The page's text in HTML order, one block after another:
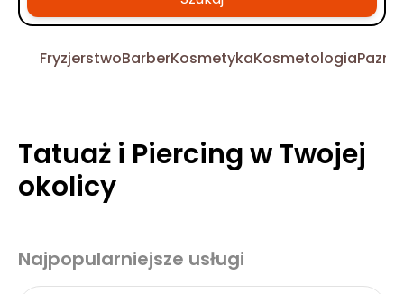
FryzjerstwoBarberKosmetykaKosmetologia
Tatuaż i Piercing w Twojej
okolicy
Najpopularniejsze usługi